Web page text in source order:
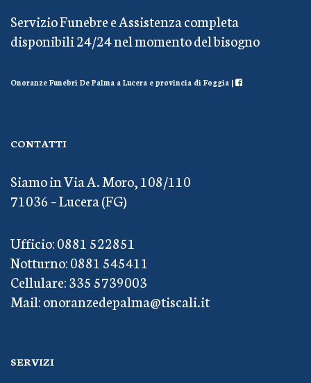
Servizio Funebre e Assistenza completa
disponibili 24/24 nel momento del bisogno
Onoranze Funebri De Palma a Lucera e provincia di Foggia |
CONTATTI
Siamo in Via A. Moro, 108/110
71036 – Lucera (FG)
Ufficio: 0881 522851
Notturno: 0881 545411
Cellulare: 335 5739003
Mail: onoranzedepalma@tiscali.it
SERVIZI